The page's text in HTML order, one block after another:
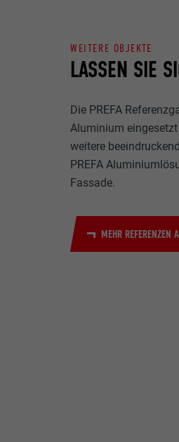
LASSEN SIE
WEITERE OBJEKTE
Die PREFA
Aluminium eingesetzt
weitere
PREFA
Fassade.
MEHR REFERENZEN